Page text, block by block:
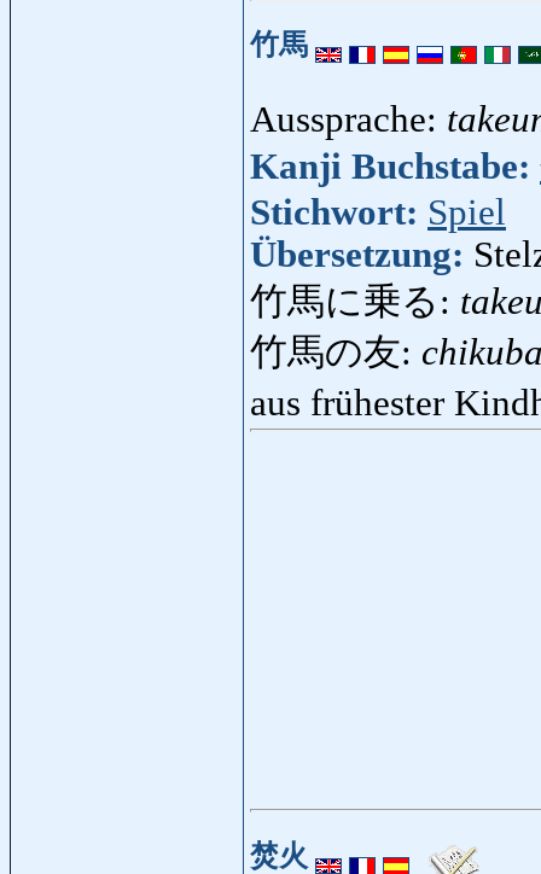
竹馬
Aussprache:
Kanji Buchstabe:
Stichwort: Spiel
Übersetzung:
竹馬に乗る:
竹馬の友:
aus frühester
焚火